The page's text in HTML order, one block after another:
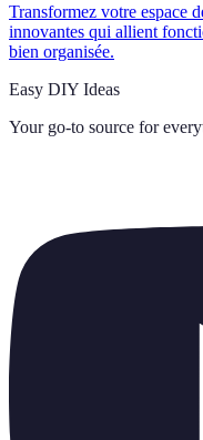
Transformez votre espace
innovantes qui allient
bien organisée.
Easy DIY Ideas
Your go-to source for